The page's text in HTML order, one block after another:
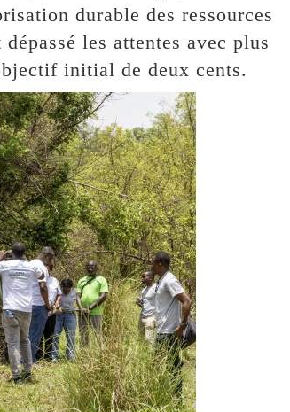
durable des ressources
les attentes avec plus
initial de deux cents.